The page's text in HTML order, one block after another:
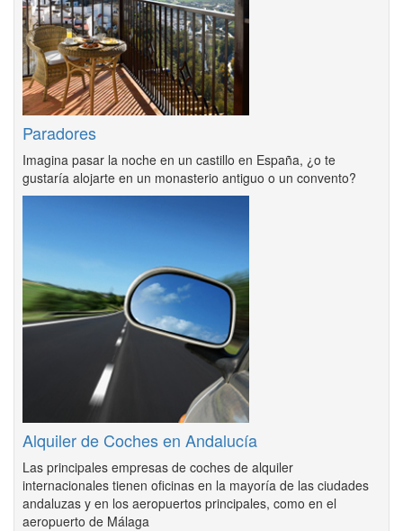
Paradores
Imagina pasar la noche en un castillo en España, ¿o te
gustaría alojarte en un monasterio antiguo o un convento?
Alquiler de Coches en Andalucía
Las principales empresas de coches de alquiler
internacionales tienen oficinas en la mayoría de las ciudades
andaluzas y en los aeropuertos principales, como en el
aeropuerto de Málaga